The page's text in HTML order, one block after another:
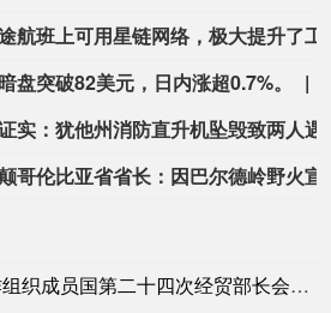
盘突破82美元，日内涨超0.7%。
员国第二十四次经贸部长会议取得多项成